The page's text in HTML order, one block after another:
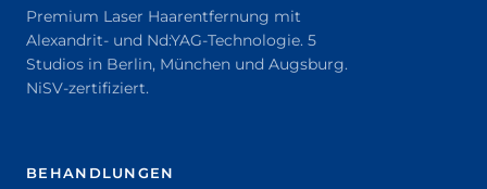
Premium Laser Haarentfernung mit
Alexandrit- und Nd:YAG-Technologie. 5
Studios in Berlin, München und Augsburg.
NiSV-zertifiziert.
BEHANDLUNGEN